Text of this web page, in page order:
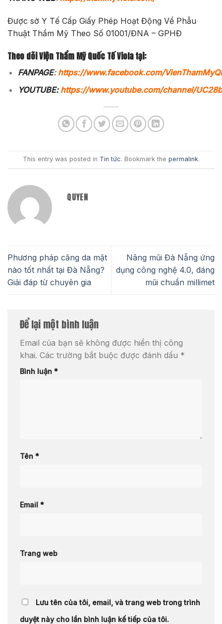
Được sở Y Tế Cấp Giấy Phép Hoạt Động Về Phẫu
Thuật Thẩm Mỹ Theo Số 01001/ĐNA – GPHĐ
Theo dõi Viện Thẩm Mỹ Quốc Tế Viola tại:
FANPAGE: https://www.facebook.com/
YOUTUBE: https://www.youtube.com/channel/
This entry was posted in Tin tức. Bookmark the permalink.
QUYEN
Phương pháp căng da mặt
nào tốt nhất tại Đà Nẵng?
Giải đáp từ chuyên gia
Nâng mũi Đà Nẵng ứng
dụng công nghệ 4.0, dáng
mũi chuẩn millimet
Để lại một bình luận
Email của bạn sẽ không được hiển thị công
khai. Các trường bắt buộc được đánh dấu *
Bình luận *
Tên *
Email *
Trang web
Lưu tên của tôi, email, và trang web trong trình
duyệt này cho lần bình luận kế tiếp của tôi.